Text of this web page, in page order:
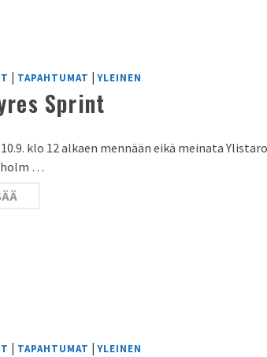
| TAPAHTUMAT |YLEINEN
Sprint
klo 12 alkaen mennään eikä meinata
…
| TAPAHTUMAT |YLEINEN